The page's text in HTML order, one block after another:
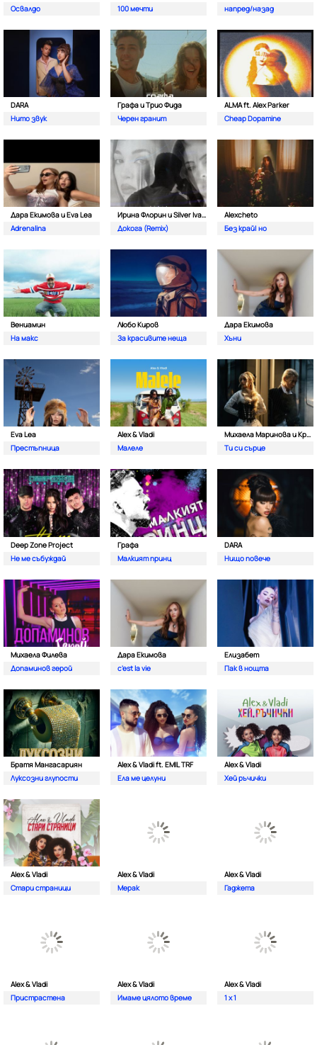
Освалдо
100 мечти
напред/назад
DARA
Нито звук
Графа и Трио Фида
Черен гранит
ALMA ft. Alex Parker
Cheap Dopamine
Дара Екимова и Eva Lea
Adrenalina
Ирина Флорин и Silver Ivanov
Докога (Remix)
Alexcheto
Без край| но
Вениамин
На макс
Любо Киров
За красивите неща
Дара Екимова
Хъни
Eva Lea
Престъпница
Alex & Vladi
Малеле
Михаела Маринова и Кристиан Костов
Ти си сърце
Deep Zone Project
Не ме събуждай
Графа
Малкият принц
DARA
Нищо повече
Михаела Филева
Допаминов герой
Дара Екимова
c'est la vie
Елизабет
Пак в нощта
Братя Мангасариян
Луксозни глупости
Alex & Vladi ft. EMIL TRF
Ела ме целуни
Alex & Vladi
Хей ръчички
Alex & Vladi
Стари страници
Alex & Vladi
Мерак
Alex & Vladi
Гаджета
Alex & Vladi
Пристрастена
Alex & Vladi
Имаме цялото време
Alex & Vladi
1 x 1